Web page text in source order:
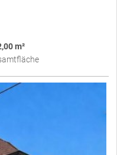
m²